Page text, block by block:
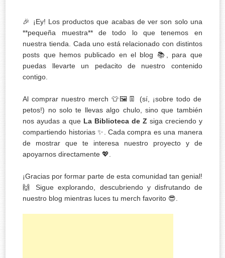
🎉 ¡Ey! Los productos que acabas de ver son solo una
**pequeña muestra** de todo lo que tenemos en
nuestra tienda. Cada uno está relacionado con distintos
posts que hemos publicado en el blog 📚, para que
puedas llevarte un pedacito de nuestro contenido
contigo.
Al comprar nuestro merch 👕🖼️👖 (sí, ¡sobre todo de
petos!) no solo te llevas algo chulo, sino que también
nos ayudas a que La Biblioteca de Z siga creciendo y
compartiendo historias ✨. Cada compra es una manera
de mostrar que te interesa nuestro proyecto y de
apoyarnos directamente 💖.
¡Gracias por formar parte de esta comunidad tan genial!
🙌 Sigue explorando, descubriendo y disfrutando de
nuestro blog mientras luces tu merch favorito 😎.